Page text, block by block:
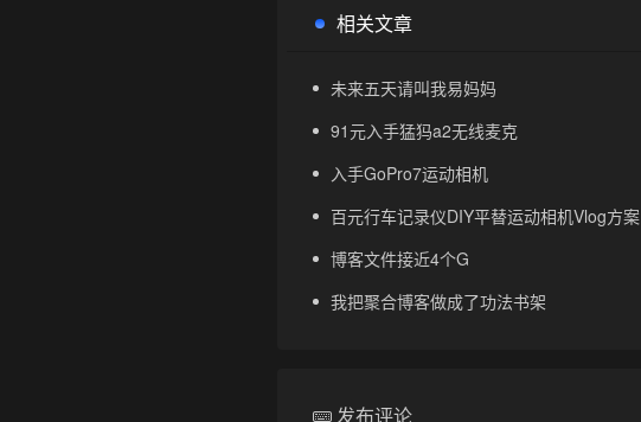
相关文章
未来五天请叫我易妈妈
91元入手猛犸a2无线麦克
入手GoPro7运动相机
百元行车记录仪DIY平替运动相机Vlog方案
博客文件接近4个G
我把聚合博客做成了功法书架
发布评论